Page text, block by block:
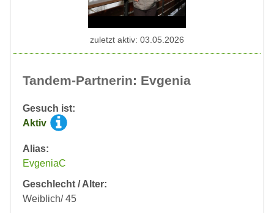
Tandem-Partnerin: Evgenia
Gesuch ist:
Aktiv
Alias:
EvgeniaC
Geschlecht / Alter:
Weiblich/ 45
zuletzt aktiv: 03.05.2026